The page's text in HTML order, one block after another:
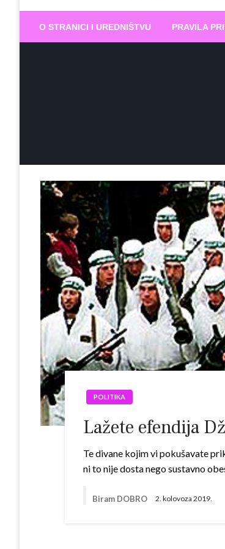
Biram
O STRANICI I UREDNIŠTVU PRAVILA
POLITIKA
Lažete efendija
Te divane kojim vi pokušavate
ni to nije dosta nego sustavno
Biram DOBRO 2. kolovoza 2019.